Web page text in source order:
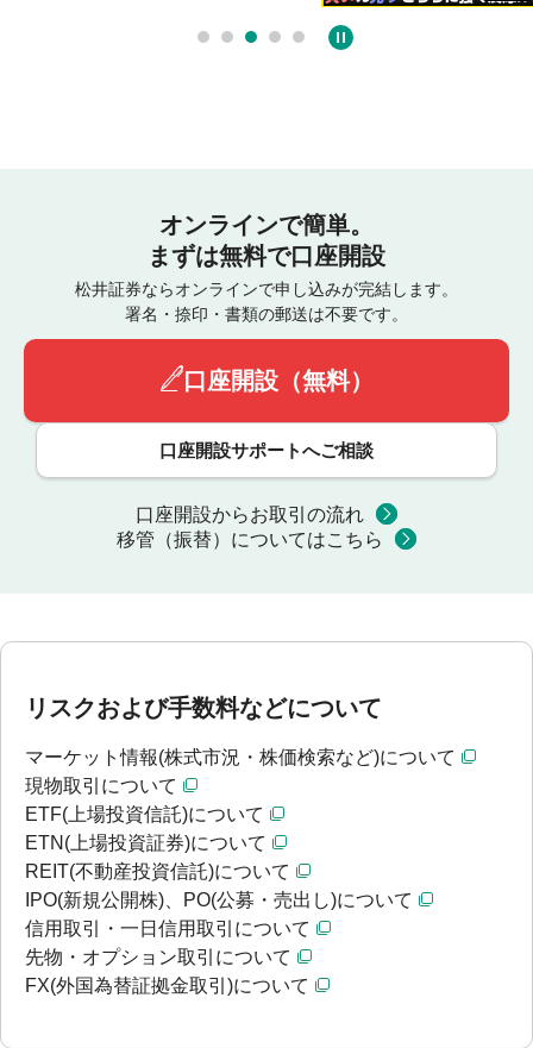
オンラインで簡単。
まずは無料で口座開設
松井証券ならオンラインで申し込みが完結します。
署名・捺印・書類の郵送は不要です。
口座開設（無料）
口座開設サポートへご相談
口座開設からお取引の流れ
移管（振替）についてはこちら
リスクおよび手数料などについて
マーケット情報(株式市況・株価検索など)について
現物取引について
ETF(上場投資信託)について
ETN(上場投資証券)について
REIT(不動産投資信託)について
IPO(新規公開株)、PO(公募・売出し)について
信用取引・一日信用取引について
先物・オプション取引について
FX(外国為替証拠金取引)について